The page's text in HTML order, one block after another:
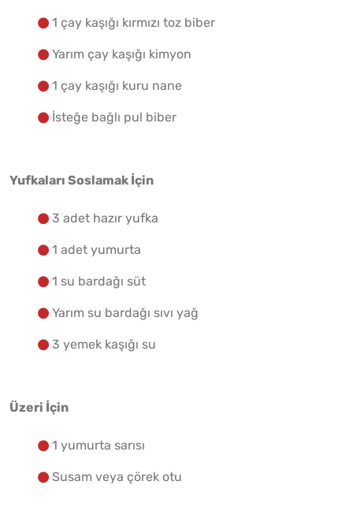
1 çay kaşığı kırmızı toz biber
Yarım çay kaşığı kimyon
1 çay kaşığı kuru nane
İsteğe bağlı pul biber
Yufkaları Soslamak İçin
3 adet hazır yufka
1 adet yumurta
1 su bardağı süt
Yarım su bardağı sıvı yağ
3 yemek kaşığı su
Üzeri İçin
1 yumurta sarısı
Susam veya çörek otu